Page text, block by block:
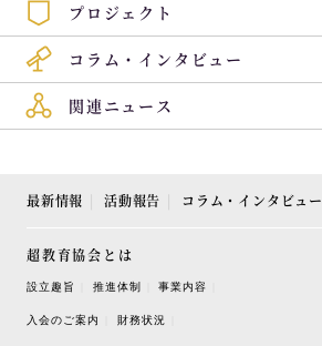
プロジェクト
コラム・インタビュー
関連ニュース
最新情報 活動報告 コラム・インタビュー
超教育協会とは
設立趣旨 推進体制 事業内容
入会のご案内 財務状況